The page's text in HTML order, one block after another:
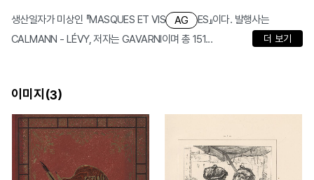
생산일자가 미상인 『MASQUES ET VIS AG
ES』이다. 발행사는
CALMANN - LÉVY, 저자는 GAVARNI이며 총 151...
더 보기
이미지(3)